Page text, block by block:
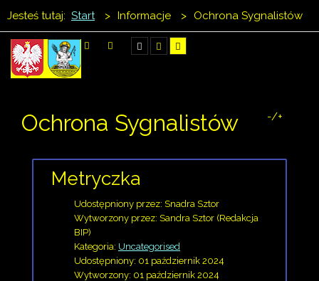
Jesteś tutaj: Start > Informacje > Ochrona Sygnalistów
Ochrona Sygnalistów -/+
Metryczka
Udostępniony przez: Snadra Sztor
Wytworzony przez: Sandra Sztor (Redakcja
BIP)
Kategoria: Uncategorised
Udostępniony: 01 październik 2024
Wytworzony: 01 październik 2024